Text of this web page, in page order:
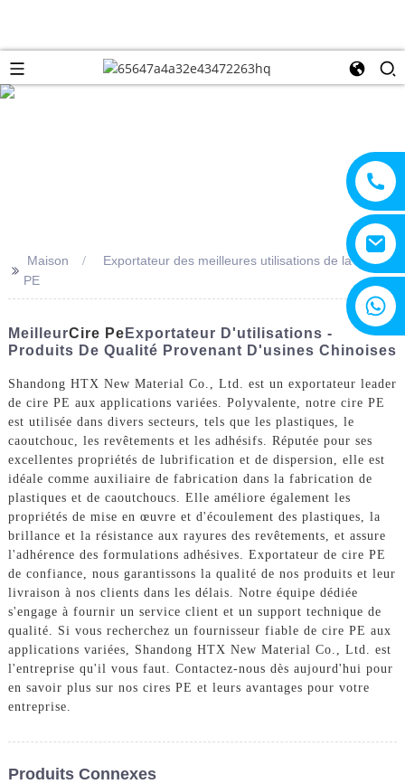
+8615805330828
>> Maison
Exportateur des meilleures utilisations de la cire
PE
MeilleurCire Pe Exportateur D'utilisations -
Produits De Qualité Provenant D'usines Chinoises
Shandong HTX New Material Co., Ltd. est un exportateur leader
de cire PE aux applications variées. Polyvalente, notre cire PE
est utilisée dans divers secteurs, tels que les plastiques, le
caoutchouc, les revêtements et les adhésifs. Réputée pour ses
excellentes propriétés de lubrification et de dispersion, elle est
idéale comme auxiliaire de fabrication dans la fabrication de
plastiques et de caoutchoucs. Elle améliore également les
propriétés de mise en œuvre et d'écoulement des plastiques, la
brillance et la résistance aux rayures des revêtements, et assure
l'adhérence des formulations adhésives. Exportateur de cire PE
de confiance, nous garantissons la qualité de nos produits et leur
livraison à nos clients dans les délais. Notre équipe dédiée
s'engage à fournir un service client et un support technique de
qualité. Si vous recherchez un fournisseur fiable de cire PE aux
applications variées, Shandong HTX New Material Co., Ltd. est
l'entreprise qu'il vous faut. Contactez-nous dès aujourd'hui pour
en savoir plus sur nos cires PE et leurs avantages pour votre
entreprise.
Produits Connexes